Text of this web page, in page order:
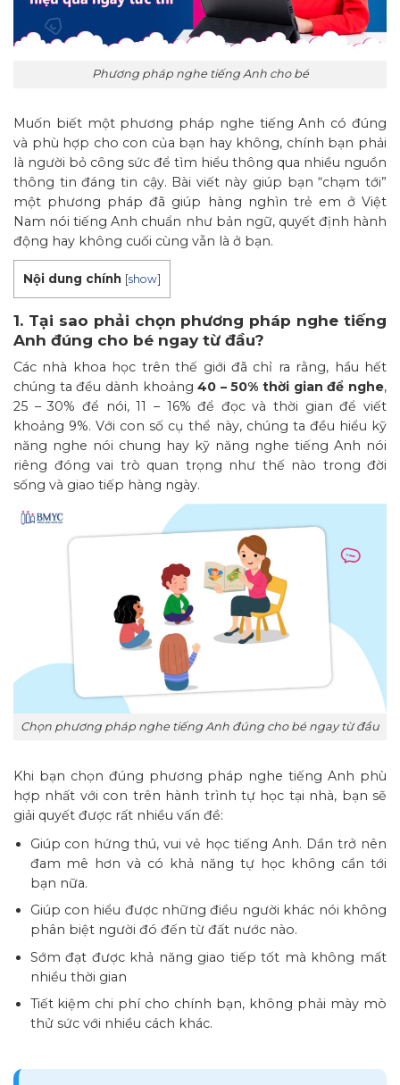
Phương pháp nghe tiếng Anh cho bé
Muốn biết một phương pháp nghe tiếng Anh có đúng
và phù hợp cho con của bạn hay không, chính bạn phải
là người bỏ công sức để tìm hiểu thông qua nhiều nguồn
thông tin đáng tin cậy. Bài viết này giúp bạn “chạm tới”
một phương pháp đã giúp hàng nghìn trẻ em ở Việt
Nam nói tiếng Anh chuẩn như bản ngữ, quyết định hành
động hay không cuối cùng vẫn là ở bạn.
Nội dung chính [show]
1. Tại sao phải chọn phương pháp nghe tiếng
Anh đúng cho bé ngay từ đầu?
Các nhà khoa học trên thế giới đã chỉ ra rằng, hầu hết
chúng ta đều dành khoảng40 – 50% thời gian để nghe,
25 – 30% để nói, 11 – 16% để đọc và thời gian để viết
khoảng 9%. Với con số cụ thể này, chúng ta đều hiểu kỹ
năng nghe nói chung hay kỹ năng nghe tiếng Anh nói
riêng đóng vai trò quan trọng như thế nào trong đời
sống và giao tiếp hàng ngày.
Chọn phương pháp nghe tiếng Anh đúng cho bé ngay từ đầu
Khi bạn chọn đúng phương pháp nghe tiếng Anh phù
hợp nhất với con trên hành trình tự học tại nhà, bạn sẽ
giải quyết được rất nhiều vấn đề:
Giúp con hứng thú, vui vẻ học tiếng Anh. Dần trở nên
đam mê hơn và có khả năng tự học không cần tới
bạn nữa.
Giúp con hiểu được những điều người khác nói không
phân biệt người đó đến từ đất nước nào.
Sớm đạt được khả năng giao tiếp tốt mà không mất
nhiều thời gian
Tiết kiệm chi phí cho chính bạn, không phải mày mò
thử sức với nhiều cách khác.